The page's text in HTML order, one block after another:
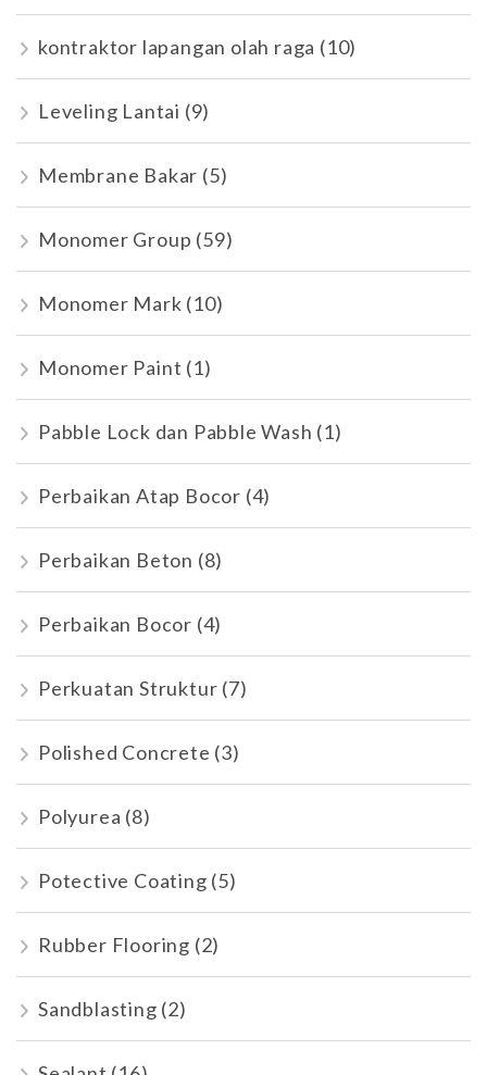
kontraktor lapangan olah raga (10)
Leveling Lantai (9)
Membrane Bakar (5)
Monomer Group (59)
Monomer Mark (10)
Monomer Paint (1)
Pabble Lock dan Pabble Wash (1)
Perbaikan Atap Bocor (4)
Perbaikan Beton (8)
Perbaikan Bocor (4)
Perkuatan Struktur (7)
Polished Concrete (3)
Polyurea (8)
Potective Coating (5)
Rubber Flooring (2)
Sandblasting (2)